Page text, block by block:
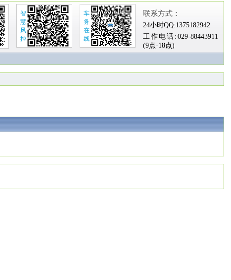
智
慧
风
控
车
务
在
线
联系方式：
24小时QQ:1375182942
工作电话:029-88443911
(9点-18点)